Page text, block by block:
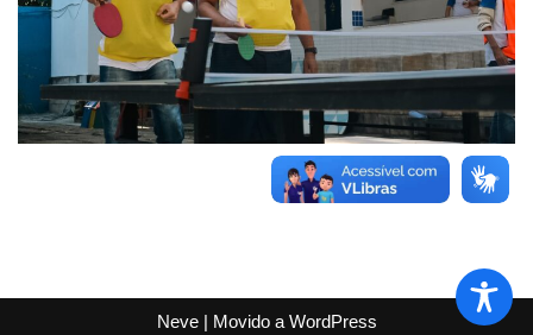
Neve| Movido a WordPress